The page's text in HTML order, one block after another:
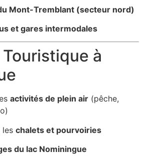
Mont-Tremblant (secteur nord)
et gares intermodales
à
activités de plein air (pêche,
les chalets et pourvoiries
du lac Nominingue